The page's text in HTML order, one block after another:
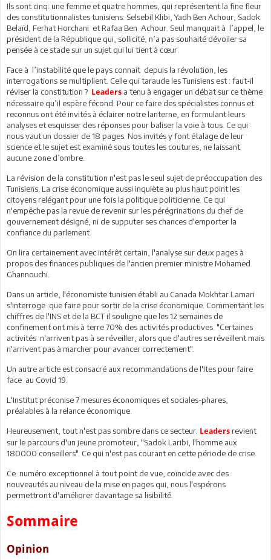
Ils sont cinq: une femme et quatre hommes, qui représentent la fine fleur
des constitutionnalistes tunisiens: Selsebil Klibi, Yadh Ben Achour, Sadok
Belaïd, Ferhat Horchani et Rafaa Ben Achour. Seul manquait à l’appel, le
président de la République qui, sollicité, n’a pas souhaité dévoiler sa
pensée à ce stade sur un sujet qui lui tient à cœur.
Face à l’instabilité que le pays connait depuis la révolution, les
interrogations se multiplient. Celle qui taraude les Tunisiens est : faut-il
réviser la constitution ? Leaders a tenu à engager un débat sur ce thème
nécessaire qu’il espère fécond. Pour ce faire des spécialistes connus et
reconnus ont été invités à éclairer notre lanterne, en formulant leurs
analyses et esquisser des réponses pour baliser la voie à tous. Ce qui
nous vaut un dossier de 18 pages. Nos invités y font étalage de leur
science et le sujet est examiné sous toutes les coutures, ne laissant
aucune zone d’ombre.
La révision de la constitution n'est pas le seul sujet de préoccupation des
Tunisiens. La crise économique aussi inquiète au plus haut point les
citoyens relégant pour une fois la politique politicienne. Ce qui
n'empêche pas la revue de revenir sur les pérégrinations du chef de
gouvernement désigné, ni de supputer ses chances d'emporter la
confiance du parlement.
On lira certainement avec intérêt certain, l'analyse sur deux pages à
propos des finances publiques de l'ancien premier ministre Mohamed
Ghannouchi.
Dans un article, l'économiste tunisien établi au Canada Mokhtar Lamari
s'interroge :que faire pour sortir de la crise économique. Commentant les
chiffres de l'INS et de la BCT il souligne que les 12 semaines de
confinement ont mis à terre 70% des activités productives. "Certaines
activités n'arrivent pas à se réveiller, alors que d'autres se réveillent mais
n'arrivent pas à marcher pour avancer correctement".
Un autre article est consacré aux recommandations de l'Ites pour faire
face au Covid 19.
L'Institut préconise 7 mesures économiques et sociales-phares,
préalables à la relance économique.
Heureusement, tout n'est pas sombre dans ce secteur. Leaders revient
sur le parcours d'un jeune promoteur, "Sadok Laribi, l'homme aux
180000 conseillers". Ce qui n'est pas courant en cette période de crise.
Ce numéro exceptionnel à tout point de vue, coïncide avec des
nouveautés au niveau de la mise en pages qui, nous l'espérons
permettront d'améliorer davantage sa lisibilité.
Sommaire
Opinion